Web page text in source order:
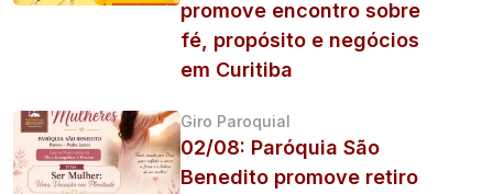
promove encontro sobre
fé, propósito e negócios
em Curitiba
Giro Paroquial
02/08: Paróquia São
Benedito promove retiro